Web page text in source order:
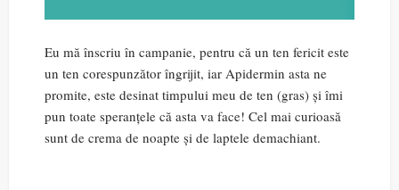
Eu mă înscriu în campanie, pentru că un ten fericit este
un ten corespunzător îngrijit, iar Apidermin asta ne
promite, este desinat timpului meu de ten (gras) și îmi
pun toate speranțele că asta va face! Cel mai curioasă
sunt de crema de noapte și de laptele demachiant.